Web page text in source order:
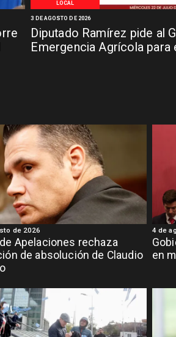
LOCAL
Diputado Ramírez pide al
Emergencia Agrícola para
3 DE AGOSTO DE 2026
Apelaciones rechaza
de absolución de Claudio
de 2026
en
4 de